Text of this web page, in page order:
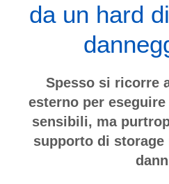
da un hard
Spesso si ricorre
esterno per
sensibili, ma
supporto di storage